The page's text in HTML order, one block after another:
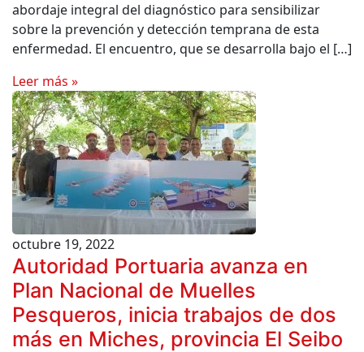
abordaje integral del diagnóstico para sensibilizar
sobre la prevención y detección temprana de esta
enfermedad. El encuentro, que se desarrolla bajo el […]
Leer más »
octubre 19, 2022
Autoridad Portuaria avanza en
Plan Nacional de Muelles
Pesqueros, inicia trabajos de dos
más en Miches, provincia El Seibo